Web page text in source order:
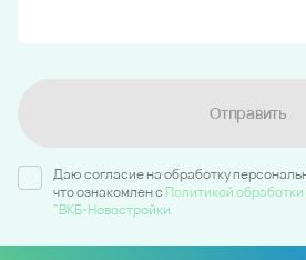
Отправить
Даю согласие на обработку
что ознакомлен c Политикой
"ВКБ-Новостройки